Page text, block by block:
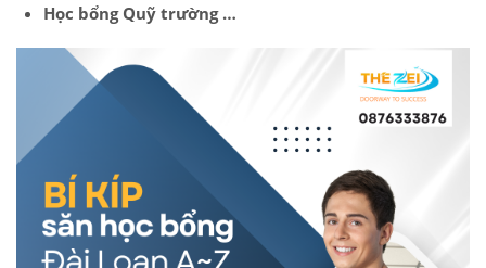
Học bổng Quỹ trường …